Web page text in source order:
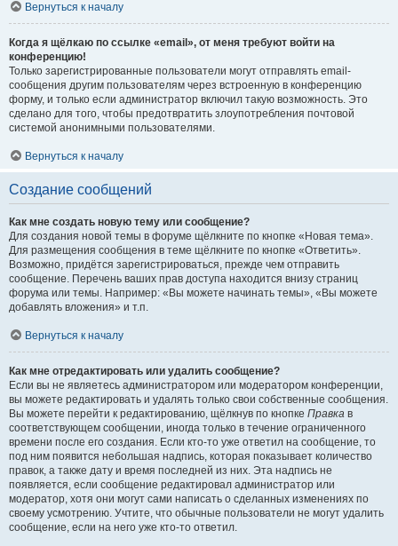
Вернуться к началу
Когда я щёлкаю по ссылке «email», от меня требуют войти на
конференцию!
Только зарегистрированные пользователи могут отправлять email-
сообщения другим пользователям через встроенную в конференцию
форму, и только если администратор включил такую возможность. Это
сделано для того, чтобы предотвратить злоупотребления почтовой
системой анонимными пользователями.
Вернуться к началу
Создание сообщений
Как мне создать новую тему или сообщение?
Для создания новой темы в форуме щёлкните по кнопке «Новая тема».
Для размещения сообщения в теме щёлкните по кнопке «Ответить».
Возможно, придётся зарегистрироваться, прежде чем отправить
сообщение. Перечень ваших прав доступа находится внизу страниц
форума или темы. Например: «Вы можете начинать темы», «Вы можете
добавлять вложения» и т.п.
Вернуться к началу
Как мне отредактировать или удалить сообщение?
Если вы не являетесь администратором или модератором конференции,
вы можете редактировать и удалять только свои собственные сообщения.
Вы можете перейти к редактированию, щёлкнув по кнопке Правка в
соответствующем сообщении, иногда только в течение ограниченного
времени после его создания. Если кто-то уже ответил на сообщение, то
под ним появится небольшая надпись, которая показывает количество
правок, а также дату и время последней из них. Эта надпись не
появляется, если сообщение редактировал администратор или
модератор, хотя они могут сами написать о сделанных изменениях по
своему усмотрению. Учтите, что обычные пользователи не могут удалить
сообщение, если на него уже кто-то ответил.